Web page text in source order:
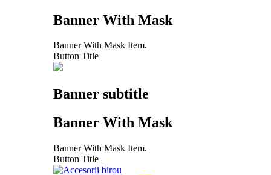
Banner With Mask
Banner With Mask Item.
Button Title
Banner subtitle
Banner With Mask
Banner With Mask Item.
Button Title